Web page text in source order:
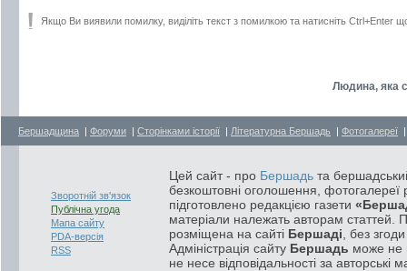
Якщо Ви виявили помилку, виділіть текст з помилкою та натисніть Ctrl+Enter
Людина, яка
Бершадщина | Форуми | Сторінками історії | Літературна Бершадь | Фотогалереї
Зворотній зв'язок
Публічна угода
Мапа сайту
PDA-версія
RSS
Цей сайт - про Бершадь та
безкоштовні оголошення, фотогалереї
підготовлено редакцією газети
матеріали належать авторам статтей.
розміщена на сайті Бершаді , без
Адміністрація сайту Бершадь може не
не несе відповідальності за авторські